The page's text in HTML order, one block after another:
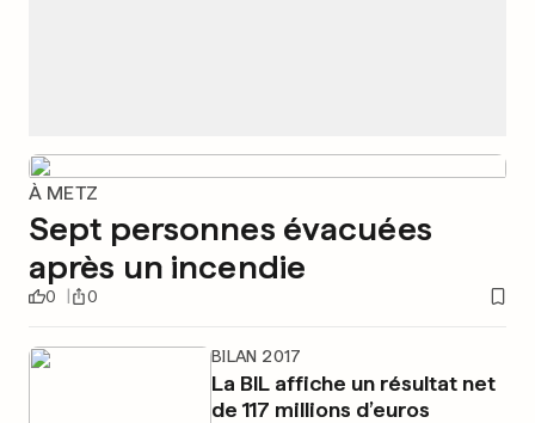
À METZ
Sept personnes évacuées
après un incendie
0 0
BILAN 2017
La BIL affiche un résultat net
de 117 millions d’euros